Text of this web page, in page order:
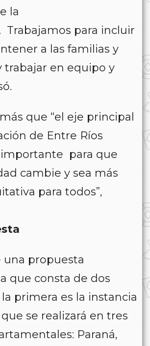
la
Trabajamos para incluir
a las familias y
trabajar en equipo y
que “el eje principal
de Entre Ríos
para que
cambie y sea más
para todos”,
una propuesta
que consta de dos
primera es la instancia
se realizará en tres
Paraná,